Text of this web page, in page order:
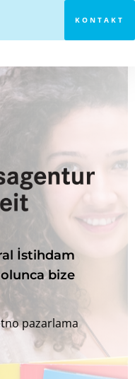
KONTAKT
İstihdam
bize
pazarlama